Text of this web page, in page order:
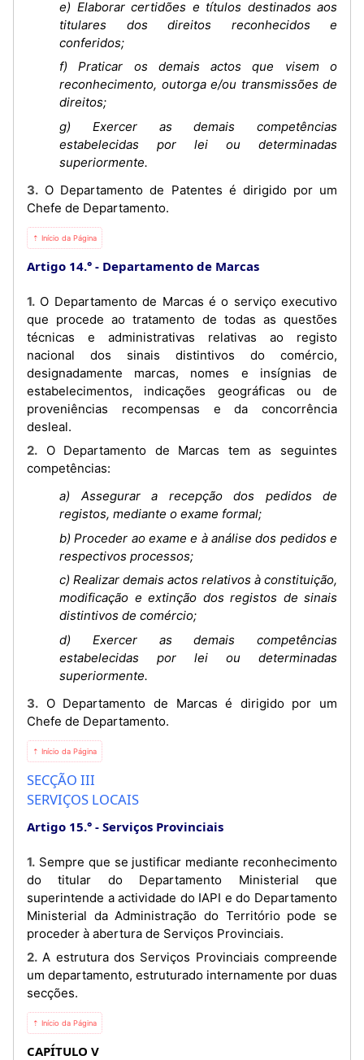
e) Elaborar certidões e títulos destinados aos
titulares dos direitos reconhecidos e
conferidos;
f) Praticar os demais actos que visem o
reconhecimento, outorga e/ou transmissões de
direitos;
g) Exercer as demais competências
estabelecidas por lei ou determinadas
superiormente.
3. O Departamento de Patentes é dirigido por um
Chefe de Departamento.
⇡ Início da Página
Artigo 14.° Departamento de Marcas
1. O Departamento de Marcas é o serviço executivo
que procede ao tratamento de todas as questões
técnicas e administrativas relativas ao registo
nacional dos sinais distintivos do comércio,
designadamente marcas, nomes e insígnias de
estabelecimentos, indicações geográficas ou de
proveniências recompensas e da concorrência
desleal.
2. O Departamento de Marcas tem as seguintes
competências:
a) Assegurar a recepção dos pedidos de
registos, mediante o exame formal;
b) Proceder ao exame e à análise dos pedidos e
respectivos processos;
c) Realizar demais actos relativos à constituição,
modificação e extinção dos registos de sinais
distintivos de comércio;
d) Exercer as demais competências
estabelecidas por lei ou determinadas
superiormente.
3. O Departamento de Marcas é dirigido por um
Chefe de Departamento.
⇡ Início da Página
SECÇÃO III
SERVIÇOS LOCAIS
Artigo 15.° Serviços Provinciais
1. Sempre que se justificar mediante reconhecimento
do titular do Departamento Ministerial que
superintende a actividade do IAPI e do Departamento
Ministerial da Administração do Território pode se
proceder à abertura de Serviços Provinciais.
2. A estrutura dos Serviços Provinciais compreende
um departamento, estruturado internamente por duas
secções.
⇡ Início da Página
CAPÍTULO V